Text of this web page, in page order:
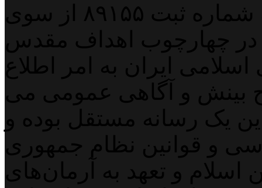
پایگاه خبری خبربین آنلاین به شماره ثبت ۸۹۱۵۵ از سوی
در چهارچوب اهداف مقدس
ایران به امر اطلاع
بینش و آگاهی عمومی می
یک رسانه مستقل بوده و
و قوانین نظام جمهوری
و تعهد به آرمان‌های